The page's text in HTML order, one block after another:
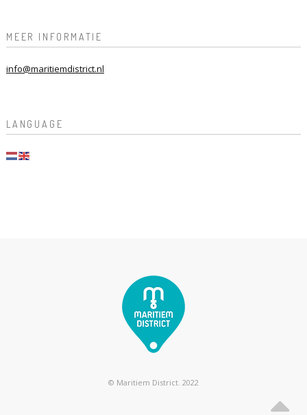
MEER INFORMATIE
info@maritiemdistrict.nl
LANGUAGE
© Maritiem District. 2022